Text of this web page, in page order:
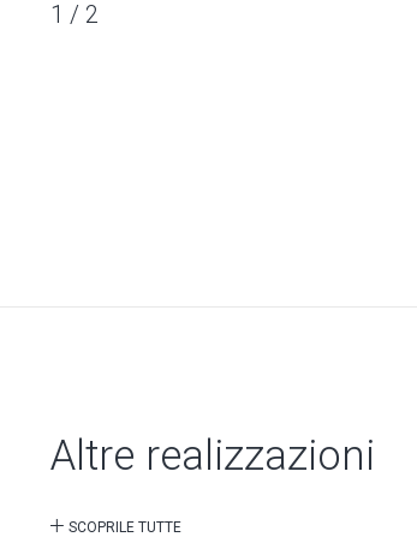
1 / 2
Altre realizzazioni
SCOPRILE TUTTE